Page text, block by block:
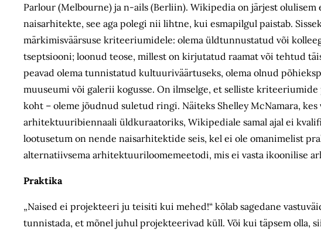
Parlour (Melbourne) ja n-ails (Berliin). Wikipedia on järjest olulisem
naisarhitekte, see aga polegi nii lihtne, kui esmapilgul paistab.
märkimisväärsuse kriteeriumidele: olema üldtunnustatud või
tseptsiooni; loonud teose, millest on kirjutatud raamat või tehtud
peavad olema tunnistatud kultuuriväärtuseks, olema olnud
muuseumi või galerii kogusse. On ilmselge, et selliste
koht – oleme jõudnud suletud ringi. Näiteks Shelley McNamara, kes
arhitektuuribiennaali üldkuraatoriks, Wikipediale samal ajal ei
lootusetum on nende naisarhitektide seis, kel ei ole oma­nimelist
alternatiivsema arhitektuuriloomemeetodi, mis ei vasta ikoonilise
Praktika
„Naised ei projekteeri ju teisiti kui mehed!“ kõlab sagedane
tunnistada, et mõnel juhul projekteerivad küll. Või kui täpsem olla,